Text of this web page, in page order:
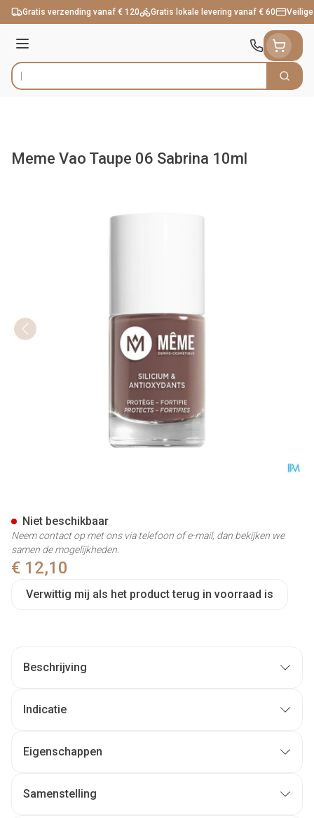
Ga naar de inhoud
Gratis verzending vanaf € 120 Gratis lokale levering vanaf € 60
Menu
Product, merk, categorie... Zoek
Meme Vao Taupe 06 Sabrina 10ml
€ 12,10
Verwittig mij als het product terug in voorraad is
Niet beschikbaar
Neem contact op met ons via telefoon of e-mail, dan bekijken we
samen de mogelijkheden.
Beschrijving
Indicatie
Eigenschappen
Samenstelling